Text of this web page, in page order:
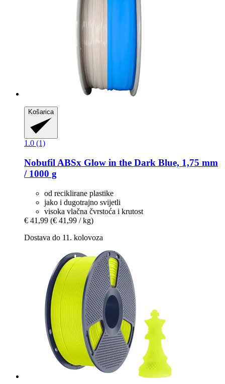
Košarica
1.0 (1)
Nobufil ABSx Glow in the Dark Blue, 1,75 mm
/ 1000 g
od reciklirane plastike
jako i dugotrajno svijetli
visoka vlačna čvrstoća i krutost
€ 41,99 (€ 41,99 / kg)
Dostava do 11. kolovoza